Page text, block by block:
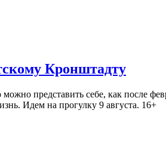
Кронштадту
представить себе, как после
Идем на прогулку 9 августа. 16+